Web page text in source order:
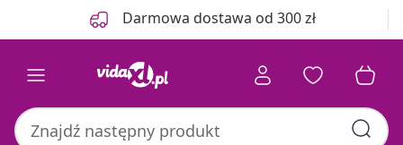
Darmowa dostawa od 300 zł